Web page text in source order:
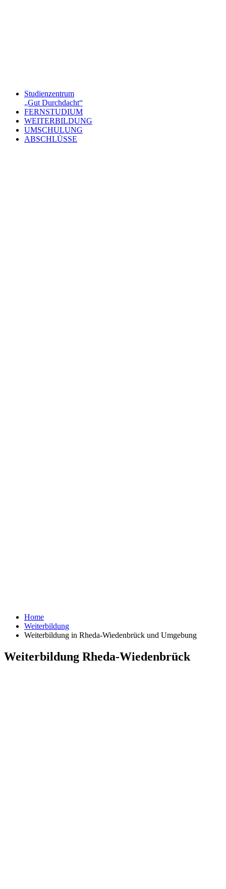
Studienzentrum
„Gut Durchdacht“
FERNSTUDIUM
WEITERBILDUNG
UMSCHULUNG
ABSCHLÜSSE
Home
Weiterbildung
Weiterbildung in Rheda-Wiedenbrück und Umgebung
Weiterbildung Rheda-Wiedenbrück